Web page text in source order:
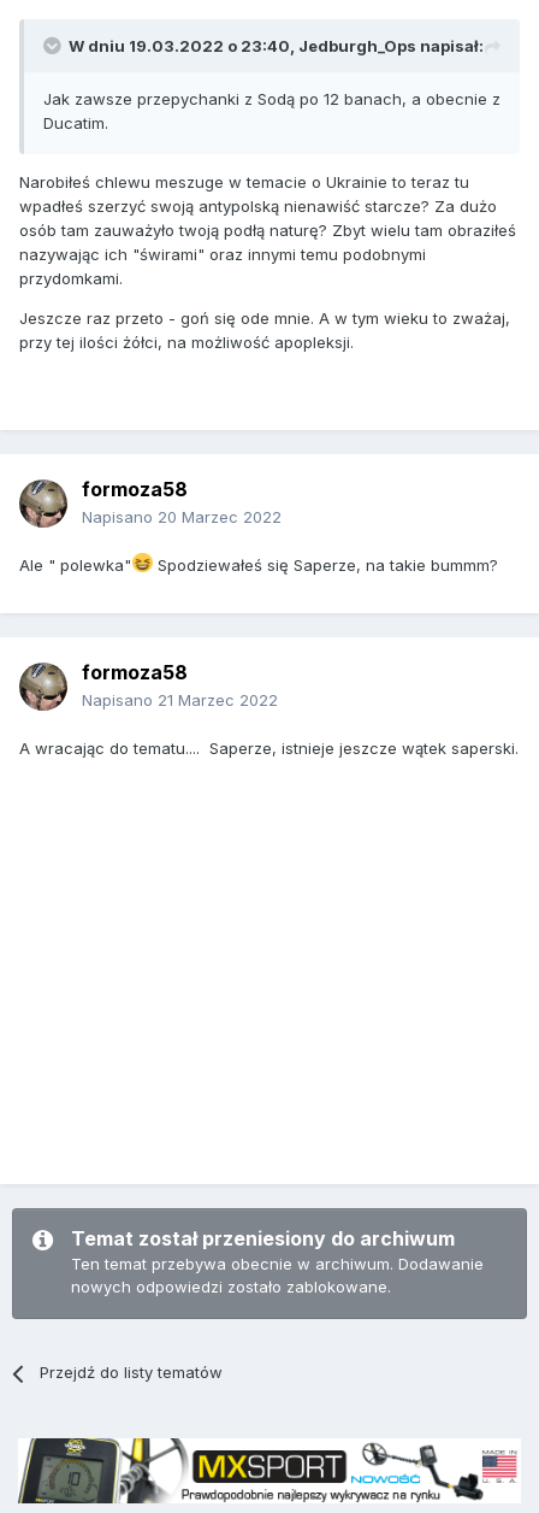
W dniu 19.03.2022 o 23:40, Jedburgh_Ops napisał:
Jak zawsze przepychanki z Sodą po 12 banach, a obecnie z
Ducatim.
Narobiłeś chlewu meszuge w temacie o Ukrainie to teraz tu
wpadłeś szerzyć swoją antypolską nienawiść starcze? Za dużo
osób tam zauważyło twoją podłą naturę? Zbyt wielu tam obraziłeś
nazywając ich "świrami" oraz innymi temu podobnymi
przydomkami.
Jeszcze raz przeto - goń się ode mnie. A w tym wieku to zważaj,
przy tej ilości żółci, na możliwość apopleksji.
formoza58
Napisano 20 Marzec 2022
Ale " polewka" Spodziewałeś się Saperze, na takie bummm?
formoza58
Napisano 21 Marzec 2022
A wracając do tematu.... Saperze, istnieje jeszcze wątek saperski.
Temat został przeniesiony do archiwum
Ten temat przebywa obecnie w archiwum. Dodawanie
nowych odpowiedzi zostało zablokowane.
Przejdź do listy tematów